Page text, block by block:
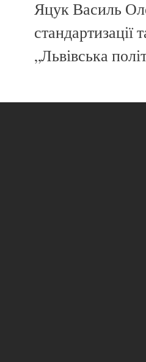
Яцук Василь
стандартизації
„Львівська